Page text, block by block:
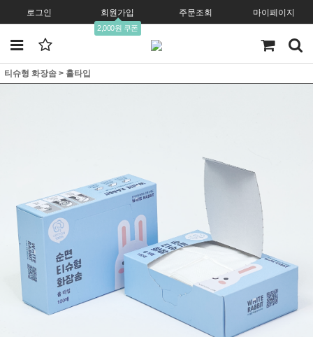
로그인 회원가입
2,000원 쿠폰
주문조회 마이페이지
티슈형 화장솜 > 홀타입